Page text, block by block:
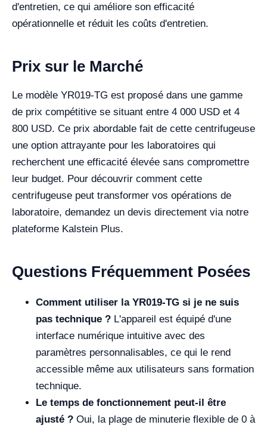
d'entretien, ce qui améliore son efficacité
opérationnelle et réduit les coûts d'entretien.
Prix sur le Marché
Le modèle YR019-TG est proposé dans une gamme
de prix compétitive se situant entre 4 000 USD et 4
800 USD. Ce prix abordable fait de cette centrifugeuse
une option attrayante pour les laboratoires qui
recherchent une efficacité élevée sans compromettre
leur budget. Pour découvrir comment cette
centrifugeuse peut transformer vos opérations de
laboratoire, demandez un devis directement via notre
plateforme Kalstein Plus.
Questions Fréquemment Posées
Comment utiliser la YR019-TG si je ne suis
pas technique ? L'appareil est équipé d'une
interface numérique intuitive avec des
paramètres personnalisables, ce qui le rend
accessible même aux utilisateurs sans formation
technique.
Le temps de fonctionnement peut-il être
ajusté ? Oui, la plage de minuterie flexible de 0 à